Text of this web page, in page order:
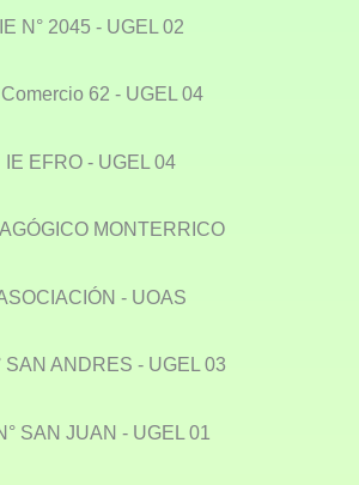
IE N° 2045 - UGEL 02
Comercio 62 - UGEL 04
IE EFRO - UGEL 04
MONTERRICO
- UOAS
SAN ANDRES - UGEL 03
SAN JUAN - UGEL 01